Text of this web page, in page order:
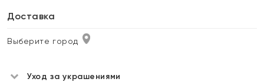
Доставка
Выберите город
Уход за украшениями